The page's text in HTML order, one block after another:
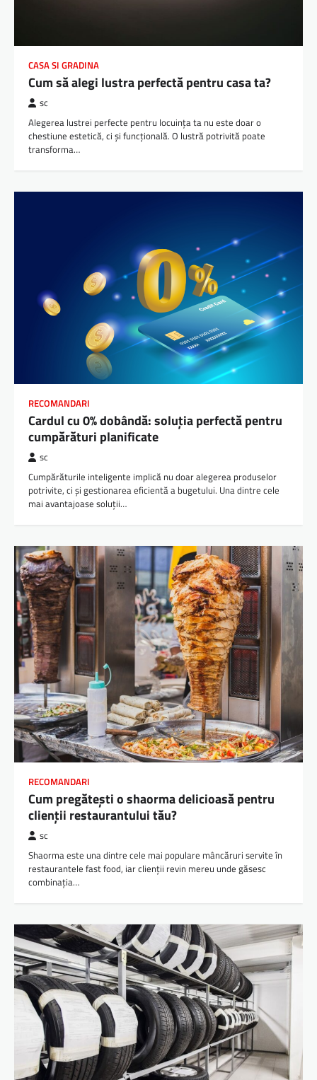
CASA SI GRADINA
Cum să alegi lustra perfectă pentru casa ta?
sc
Alegerea lustrei perfecte pentru locuința ta nu este doar o
chestiune estetică, ci și funcțională. O lustră potrivită poate
transforma…
RECOMANDARI
Cardul cu 0% dobândă: soluția perfectă pentru
cumpărături planificate
sc
Cumpărăturile inteligente implică nu doar alegerea produselor
potrivite, ci și gestionarea eficientă a bugetului. Una dintre cele
mai avantajoase soluții…
RECOMANDARI
Cum pregătești o shaorma delicioasă pentru
clienții restaurantului tău?
sc
Shaorma este una dintre cele mai populare mâncăruri servite în
restaurantele fast food, iar clienții revin mereu unde găsesc
combinația…